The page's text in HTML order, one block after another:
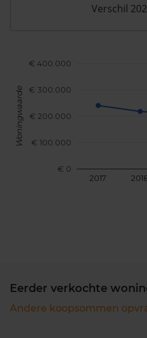
2017
€ 0
€ 100.000
€ 200.000
€ 300.000
€ 400.000
Woningwaarde
Verschil
Eerder verkochte
Andere koopsommen